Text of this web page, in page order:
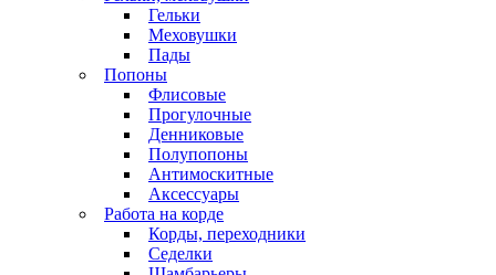
Гельки
Меховушки
Пады
Попоны
Флисовые
Прогулочные
Денниковые
Полупопоны
Антимоскитные
Аксессуары
Работа на корде
Корды, переходники
Седелки